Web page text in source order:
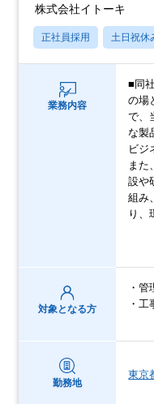
株式会社イトーキ
正社員採用 土日祝休
業務内容
■同
の場
で、
な製
ビジ
また
設や
組み
り、
対象となる方
・管
・
勤務地
東京